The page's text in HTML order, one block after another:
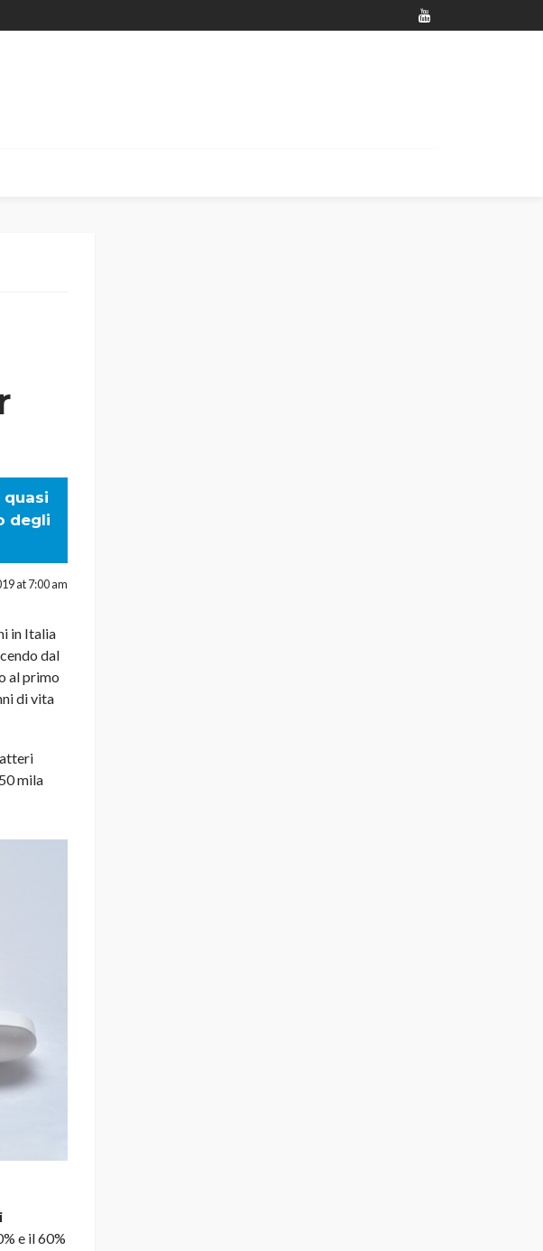
quasi
degli
at 7:00 am
in Italia
dal
al primo
di vita
mila
e il 60%